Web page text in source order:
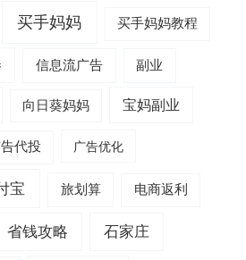
买手妈妈 买手妈妈教程
信息流广告 副业
向日葵妈妈 宝妈副业
代投 广告优化
宝 旅划算 电商返利
省钱攻略 石家庄